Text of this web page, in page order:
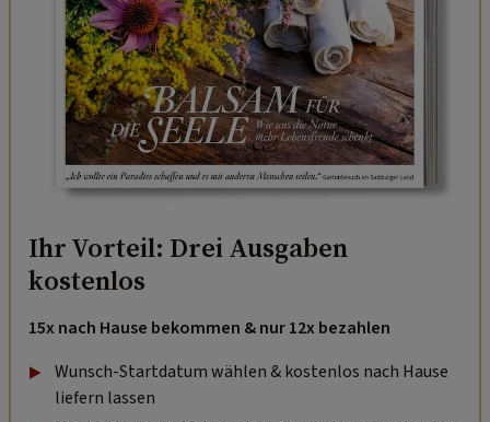
Ihr Vorteil: Drei Ausgaben
kostenlos
15x nach Hause bekommen & nur 12x bezahlen
Wunsch-Startdatum wählen & kostenlos nach Hause
liefern lassen